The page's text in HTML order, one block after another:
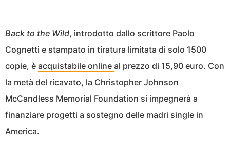
Back to the Wild, introdotto dallo scrittore Paolo
Cognetti e stampato in tiratura limitata di solo 1500
copie, è acquistabile online al prezzo di 15,90 euro. Con
la metà del ricavato, la Christopher Johnson
McCandless Memorial Foundation si impegnerà a
finanziare progetti a sostegno delle madri single in
America.